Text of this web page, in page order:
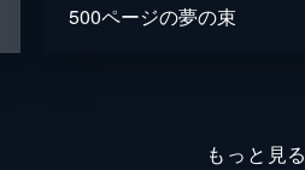
500ページの夢の束
もっと見る